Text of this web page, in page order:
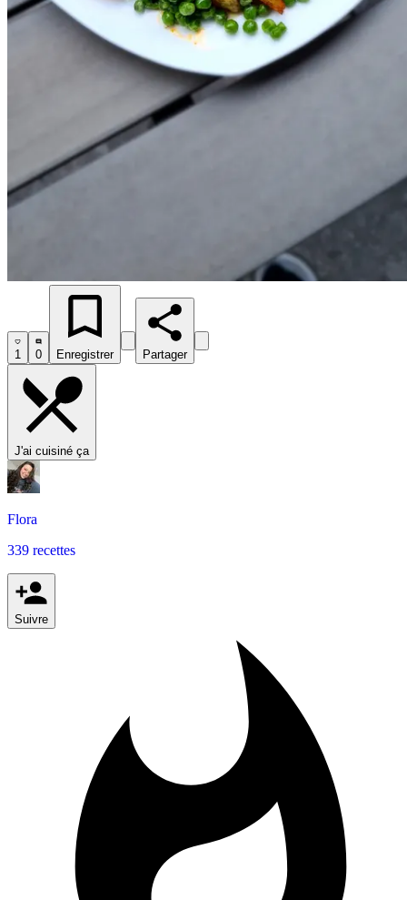
1 0 Enregistrer Partager
J'ai cuisiné ça
Flora
339 recettes
Suivre